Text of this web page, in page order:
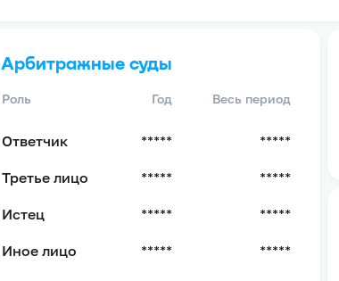
Арбитражные суды
Роль Год Весь период
Ответчик ***** *****
Третье лицо ***** *****
Истец ***** *****
Иное лицо ***** *****